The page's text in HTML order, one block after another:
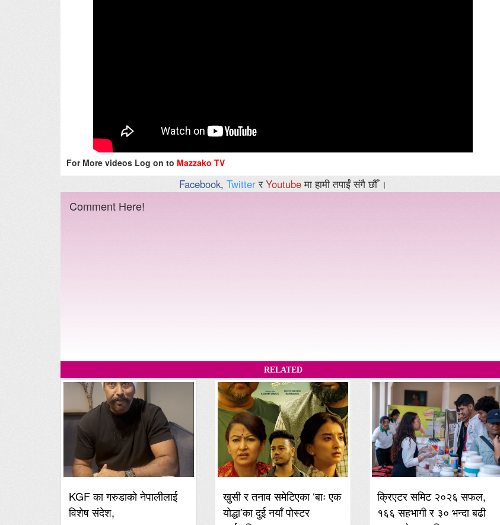
For More videos Log on to Mazzako TV
Facebook, TwitterरYoutubeमा हामी तपाईं संगै छौँ ।
Comment Here!
RELATED
KGF का गरुडाको नेपालीलाई
विशेष संदेश,
खुसी र तनाव समेटिएका ‘बाः एक
योद्धा’का दुई नयाँ पोस्टर
क्रिएटर समिट २०२६ सफल,
१६६ सहभागी र ३० भन्दा बढी